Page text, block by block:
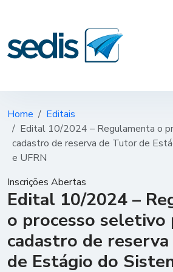
Home
Editais
Edital 10/2024 – Regulamenta o
cadastro de reserva de Tutor de
e UFRN
Inscrições Abertas
Edital 10/2024 –
o processo seletivo
cadastro de
de Estágio do